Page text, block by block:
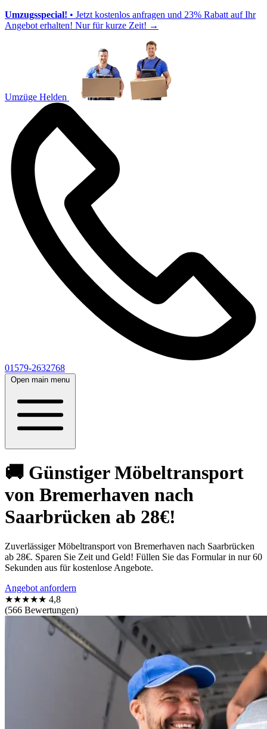
Umzugsspecial! • Jetzt kostenlos anfragen und 23% Rabatt auf Ihr
Angebot erhalten! Nur für kurze Zeit! →
Umzüge Helden
01579-2632768
Open main menu
🚚 Günstiger Möbeltransport
von Bremerhaven nach
Saarbrücken ab 28€!
Zuverlässiger Möbeltransport von Bremerhaven nach Saarbrücken
ab 28€. Sparen Sie Zeit und Geld! Füllen Sie das Formular in nur 60
Sekunden aus für kostenlose Angebote.
Angebot anfordern
★★★★★ 4,8
(566 Bewertungen)